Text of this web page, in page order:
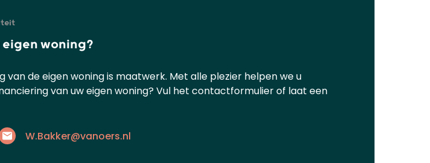
woning?
van de eigen woning is maatwerk. Met alle plezier helpen we u
van uw eigen woning? Vul het contactformulier of laat een
W.Bakker@vanoers.nl